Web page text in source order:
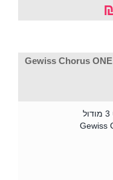
מסגרת מלבנית שחור מט 3 מודול Gewiss Chorus ONE